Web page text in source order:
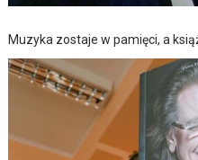
Muzyka zostaje w pamięci, a